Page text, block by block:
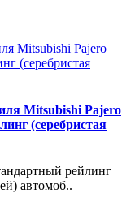
Mitsubishi Pajero
(серебристая
рейлинг
автомоб..